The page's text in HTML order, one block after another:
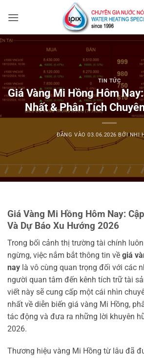
qua
dung
TIN TỨC
Giá Vàng Mi Hồng Hôm
Nhất & Phân Tích
ĐĂNG VÀO03.06.2026 BỞINHI
Giá Vàng Mi Hồng Hôm Nay:
Và Dự Báo Xu Hướng 2026
Trong bối cảnh thị trường tài chính
ngừng, việc nắm bắt thông tin về giá
nay là vô cùng quan trọng đối với các
người quan tâm đến kênh tích trữ tài
viết này sẽ cung cấp một cái nhìn
nhất về diễn biến giá vàng Mi Hồng,
tác động và đưa ra những lời khuyên
2026.
Thương hiệu vàng Mi Hồng từ lâu đã